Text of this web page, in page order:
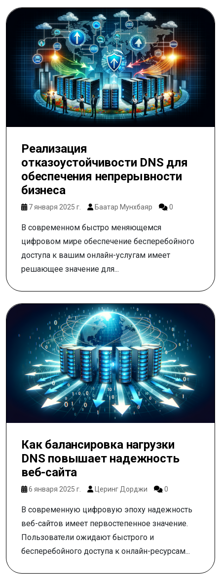
Реализация
отказоустойчивости DNS для
обеспечения непрерывности
бизнеса
7 января 2025 г. Баатар Мунхбаяр 0
В современном быстро меняющемся
цифровом мире обеспечение бесперебойного
доступа к вашим онлайн-услугам имеет
решающее значение для...
Как балансировка нагрузки
DNS повышает надежность
веб-сайта
6 января 2025 г. Церинг Дорджи 0
В современную цифровую эпоху надежность
веб-сайтов имеет первостепенное значение.
Пользователи ожидают быстрого и
бесперебойного доступа к онлайн-ресурсам...